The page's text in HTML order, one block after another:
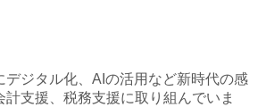
デジタル化、AIの活用など新時代の感
計支援、税務支援に取り組んでいま